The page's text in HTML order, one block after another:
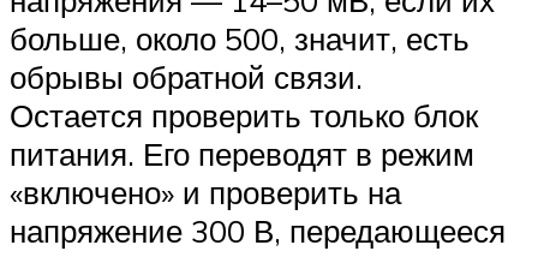
больше, около 500, значит, есть
обрывы обратной связи.
Остается проверить только блок
питания. Его переводят в режим
«включено» и проверить на
напряжение 300 В, передающееся